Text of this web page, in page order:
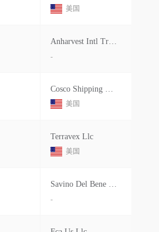
美国
Anharvest Intl Trading Inc
-
Cosco Shipping Logistics
美国
Terravex Llc
美国
Savino Del Bene Usa Inc
-